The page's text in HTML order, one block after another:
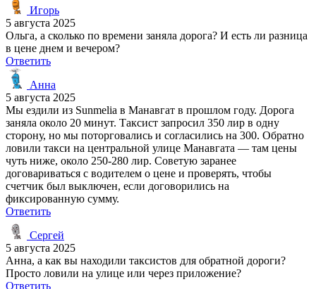
Игорь
5 августа 2025
Ольга, а сколько по времени заняла дорога? И есть ли разница
в цене днем и вечером?
Ответить
Анна
5 августа 2025
Мы ездили из Sunmelia в Манавгат в прошлом году. Дорога
заняла около 20 минут. Таксист запросил 350 лир в одну
сторону, но мы поторговались и согласились на 300. Обратно
ловили такси на центральной улице Манавгата — там цены
чуть ниже, около 250-280 лир. Советую заранее
договариваться с водителем о цене и проверять, чтобы
счетчик был выключен, если договорились на
фиксированную сумму.
Ответить
Сергей
5 августа 2025
Анна, а как вы находили таксистов для обратной дороги?
Просто ловили на улице или через приложение?
Ответить